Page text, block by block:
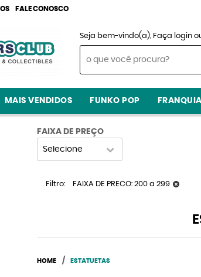
FALE CONOSCO
Seja bem-vindo(a), Faça login
MAIS VENDIDOS FUNKO POP
FAIXA DE PREÇO
Selecione
Filtro FAIXA DE PRECO: 200 a 299
HOME ESTATUETAS